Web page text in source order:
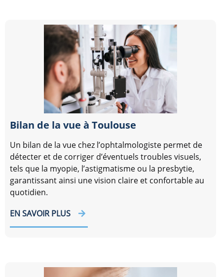
Bilan de la vue à Toulouse
Un bilan de la vue chez l’ophtalmologiste permet de
détecter et de corriger d’éventuels troubles visuels,
tels que la myopie, l’astigmatisme ou la presbytie,
garantissant ainsi une vision claire et confortable au
quotidien.
EN SAVOIR PLUS